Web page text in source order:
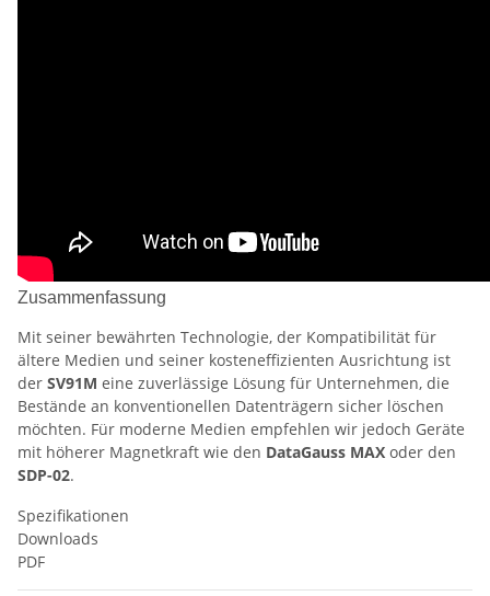
Zusammenfassung
Mit seiner bewährten Technologie, der Kompatibilität für
ältere Medien und seiner kosteneffizienten Ausrichtung ist
der SV91M eine zuverlässige Lösung für Unternehmen, die
Bestände an konventionellen Datenträgern sicher löschen
möchten. Für moderne Medien empfehlen wir jedoch Geräte
mit höherer Magnetkraft wie den DataGauss MAX oder den
SDP-02.
Spezifikationen
Downloads
PDF